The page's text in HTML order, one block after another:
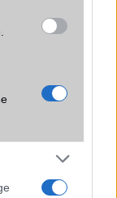
alap
független
alap
szolgáltatás